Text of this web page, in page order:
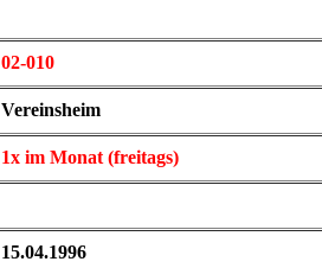
02-010
Vereinsheim
1x im Monat (freitags)
15.04.1996